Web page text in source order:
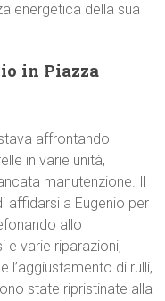
energetica della sua
in Piazza
affrontando
in varie unità,
manutenzione. Il
affidarsi a Eugenio per
allo
e varie riparazioni,
l’aggiustamento di rulli,
state ripristinate alla